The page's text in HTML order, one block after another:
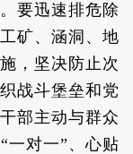
要迅速排危除
矿、涵洞、地
，坚决防止次
战斗堡垒和党
部主动与群众
一对一”、心贴